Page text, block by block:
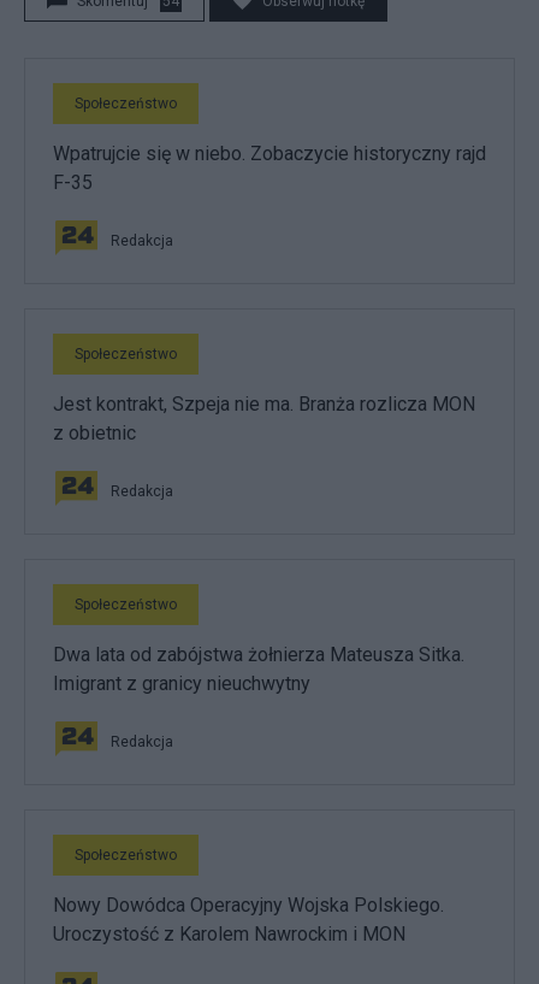
Społeczeństwo
Wpatrujcie się w niebo. Zobaczycie historyczny rajd
F-35
Redakcja
Społeczeństwo
Jest kontrakt, Szpeja nie ma. Branża rozlicza MON
z obietnic
Redakcja
Społeczeństwo
Dwa lata od zabójstwa żołnierza Mateusza Sitka.
Imigrant z granicy nieuchwytny
Redakcja
Społeczeństwo
Nowy Dowódca Operacyjny Wojska Polskiego.
Uroczystość z Karolem Nawrockim i MON